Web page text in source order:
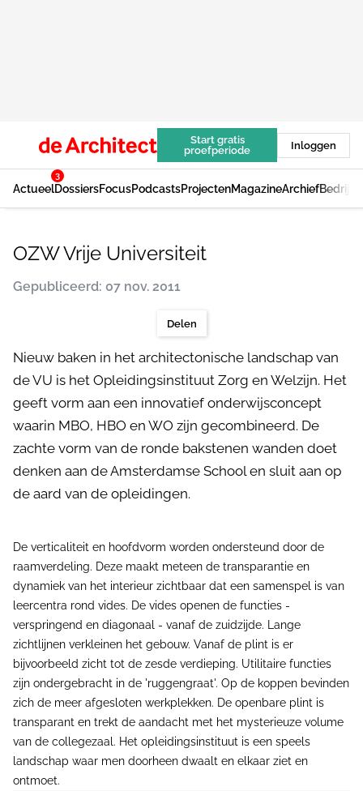
Start gratis
proefperiode
Inloggen
Actueel
3
DossiersFocusPodcastsProjectenMagazineArchief
OZW Vrije Universiteit
Gepubliceerd: 07 nov. 2011
Delen
Nieuw baken in het architectonische landschap van
de VU is het Opleidingsinstituut Zorg en Welzijn. Het
geeft vorm aan een innovatief onderwijsconcept
waarin MBO, HBO en WO zijn gecombineerd. De
zachte vorm van de ronde bakstenen wanden doet
denken aan de Amsterdamse School en sluit aan op
de aard van de opleidingen.
De verticaliteit en hoofdvorm worden ondersteund door de
raamverdeling. Deze maakt meteen de transparantie en
dynamiek van het interieur zichtbaar dat een samenspel is van
leercentra rond vides. De vides openen de functies -
verspringend en diagonaal - vanaf de zuidzijde. Lange
zichtlijnen verkleinen het gebouw. Vanaf de plint is er
bijvoorbeeld zicht tot de zesde verdieping. Utilitaire functies
zijn ondergebracht in de 'ruggengraat'. Op de koppen bevinden
zich de meer afgesloten werkplekken. De openbare plint is
transparant en trekt de aandacht met het mysterieuze volume
van de collegezaal. Het opleidingsinstituut is een speels
landschap waar men doorheen dwaalt en elkaar ziet en
ontmoet.